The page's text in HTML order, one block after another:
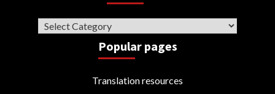
Categories
Popular pages
Translation resources